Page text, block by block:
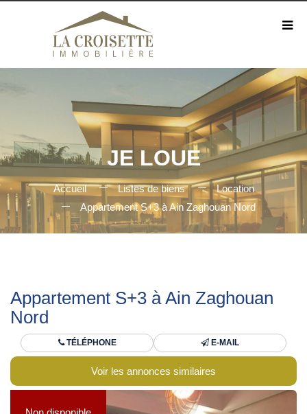
JE LOUE
Accueil Listes de biens
Location
Appartement S+3 à Ain Zaghouan Nord
Appartement S+3 à Ain Zaghouan
Nord
TÉLÉPHONE E-MAIL
Voir les annonces similaires